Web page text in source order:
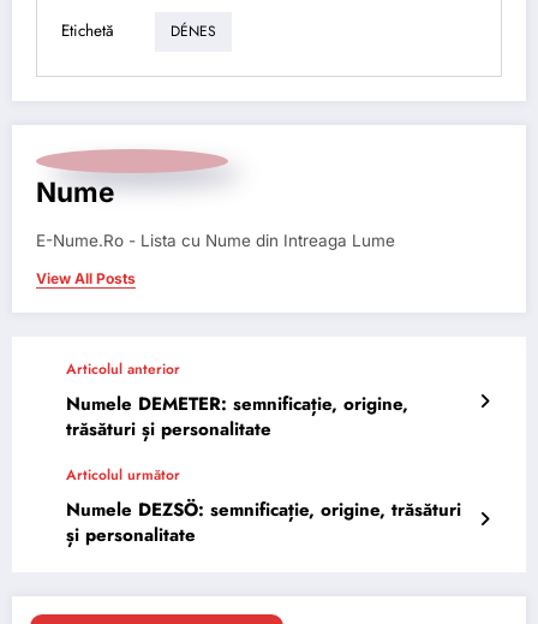
Etichetă DÉNES
Nume
E-Nume.Ro - Lista cu Nume din Intreaga Lume
View All Posts
Articolul anterior
Numele DEMETER: semnificație, origine,
trăsături și personalitate
Articolul următor
Numele DEZSÖ: semnificație, origine, trăsături
și personalitate